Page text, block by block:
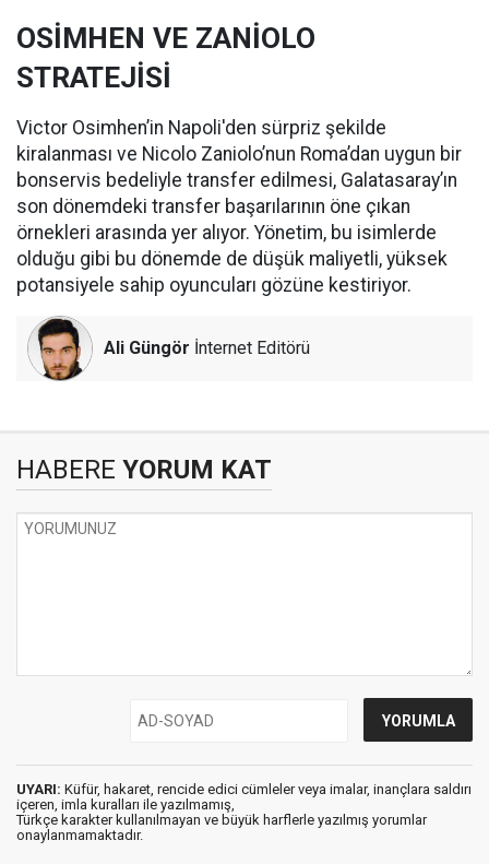
OSİMHEN VE ZANİOLO
STRATEJİSİ
Victor Osimhen’in Napoli'den sürpriz şekilde
kiralanması ve Nicolo Zaniolo’nun Roma’dan uygun bir
bonservis bedeliyle transfer edilmesi, Galatasaray’ın
son dönemdeki transfer başarılarının öne çıkan
örnekleri arasında yer alıyor. Yönetim, bu isimlerde
olduğu gibi bu dönemde de düşük maliyetli, yüksek
potansiyele sahip oyuncuları gözüne kestiriyor.
Ali Güngör İnternet Editörü
HABERE YORUM KAT
UYARI: Küfür, hakaret, rencide edici cümleler veya imalar, inançlara saldırı
içeren, imla kuralları ile yazılmamış,
Türkçe karakter kullanılmayan ve büyük harflerle yazılmış yorumlar
onaylanmamaktadır.